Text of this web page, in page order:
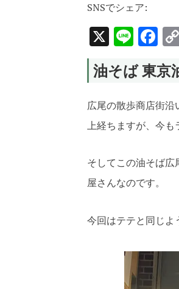
SNSでシェア:
X Line
油そば 東京
広尾の散歩商店街
上経ちますが、今も
そしてこの油そば
屋さんなのです。
今回はテテと同じよ